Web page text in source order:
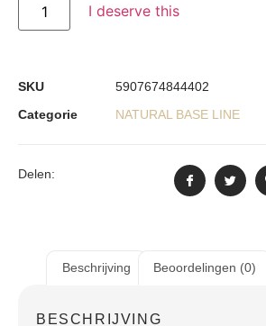
I deserve this
SKU
5907674844402
Categorie
NATURAL BASE LINE
Delen:
Beschrijving Beoordelingen (0)
BESCHRIJVING